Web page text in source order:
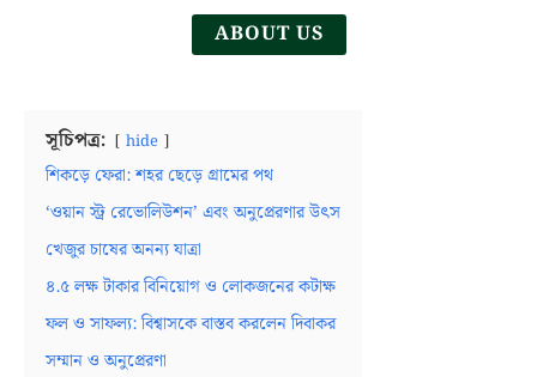
ABOUT US
সূচিপত্র: hide
শিকড়ে ফেরা: শহর ছেড়ে গ্রামের পথ
‘ওয়ান স্ট্র রেভোলিউশন’ এবং অনুপ্রেরণার উত্‍স
খেজুর চাষের অনন্য যাত্রা
৪.৫ লক্ষ টাকার বিনিয়োগ ও লোকজনের কটাক্ষ
ফল ও সাফল্য: বিশ্বাসকে বাস্তব করলেন দিবাকর
সম্মান ও অনুপ্রেরণা